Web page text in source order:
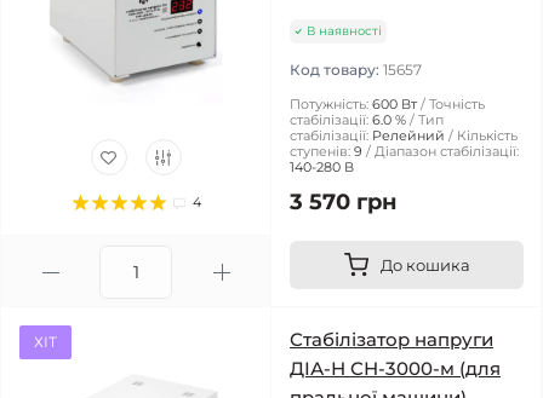
4
В наявності
Код товару: 15657
Потужність: 600 Вт
Точність
стабілізації: 6.0 %
Тип
стабілізації: Релейний
Кількість
ступенів: 9
Діапазон стабілізації:
140-280 В
3 570 грн
До кошика
ХІТ
Стабілізатор напруги
ДІА-Н СН-3000-м (для